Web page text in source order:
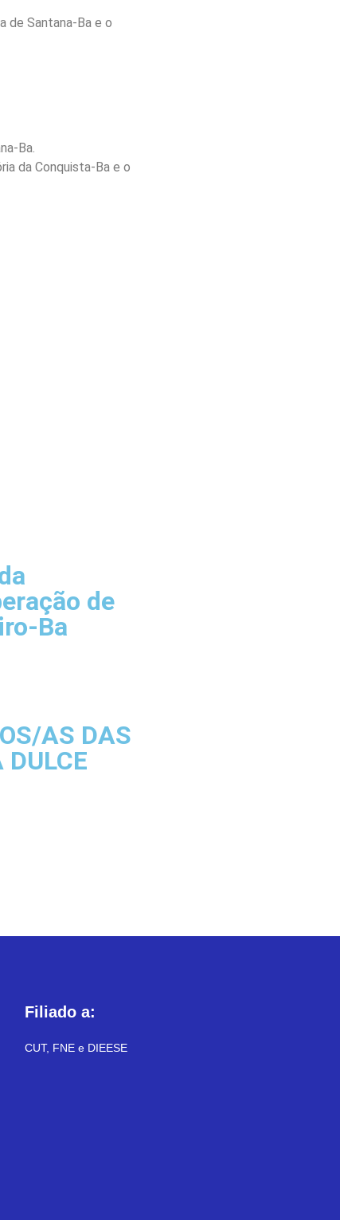
de Santana-Ba e o
Ba.
da Conquista-Ba e o
de
Ba
AS DAS
Filiado a:
CUT, FNE e DIEESE